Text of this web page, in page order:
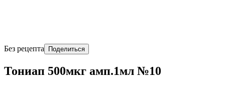
Без рецепта Поделиться
Тониап 500мкг амп.1мл №10